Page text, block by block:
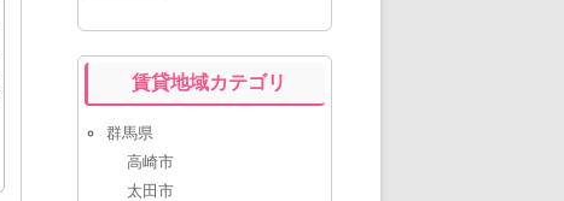
賃貸地域カテゴリ
群馬県
高崎市
太田市